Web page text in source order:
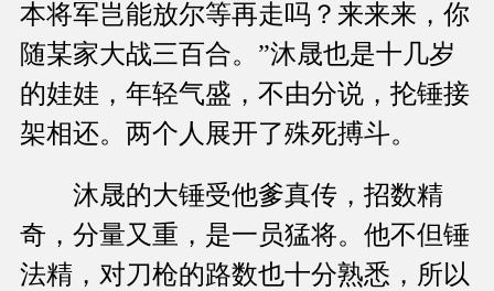
本将军岂能放尔等再走吗？来来来，你
随某家大战三百合。”沐晟也是十几岁
的娃娃，年轻气盛，不由分说，抡锤接
架相还。两个人展开了殊死搏斗。
沐晟的大锤受他爹真传，招数精
奇，分量又重，是一员猛将。他不但锤
法精，对刀枪的路数也十分熟悉，所以